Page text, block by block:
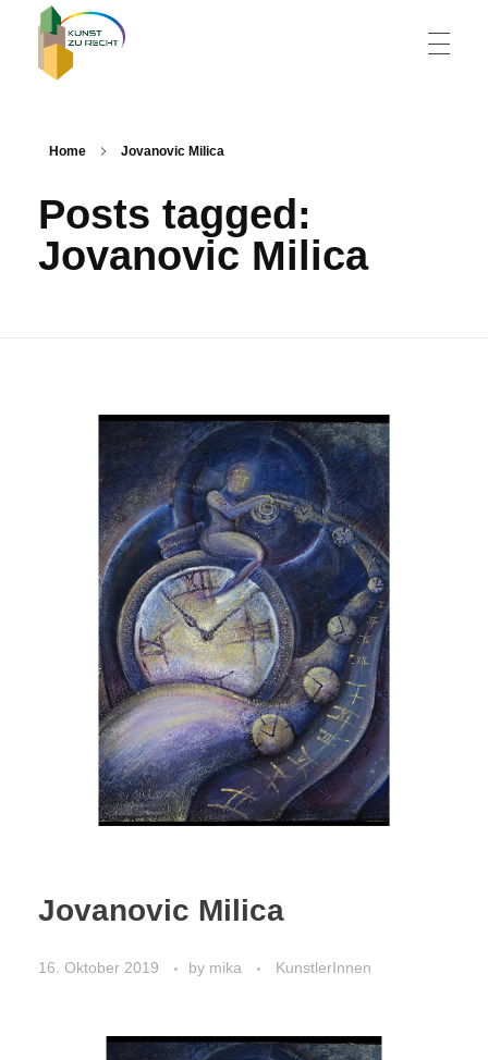
KÜNSTLERVERZEICHNIS
KONTAKT
Home Jovanovic Milica
Posts tagged:
Jovanovic Milica
Jovanovic Milica
16. Oktober 2019 by mika KunstlerInnen